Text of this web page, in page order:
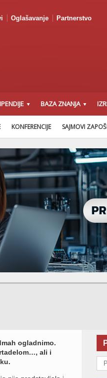
Oglašavanje Partnerstvo
BAZA ZNANJA
KONFERENCIJE SAJMOVI
ogladnimo.
ali i